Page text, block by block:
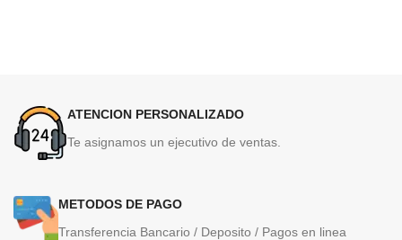
ATENCION PERSONALIZADO
Te asignamos un ejecutivo de ventas.
METODOS DE PAGO
Transferencia Bancario / Deposito / Pagos en linea